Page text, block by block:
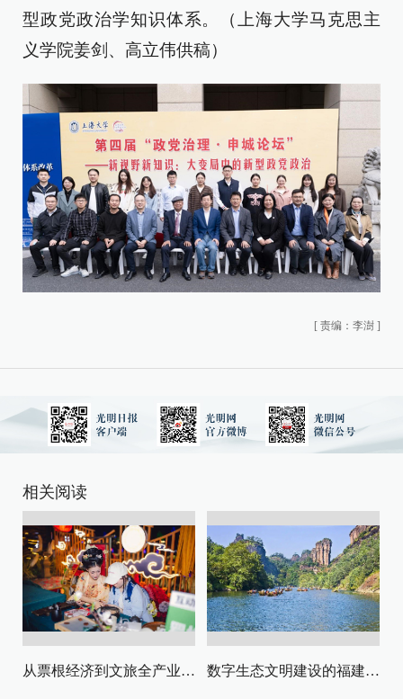
型政党政治学知识体系。（上海大学马克思主
义学院姜剑、高立伟供稿）
[ 责编：李澍 ]
相关阅读
从票根经济到文旅全产业链升级 数字生态文明建设的福建路径与启示